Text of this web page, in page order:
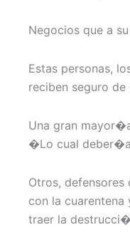
Negocios que a
Estas personas,
reciben seguro de
Una gran
�Lo cual
Otros,
con la
traer la